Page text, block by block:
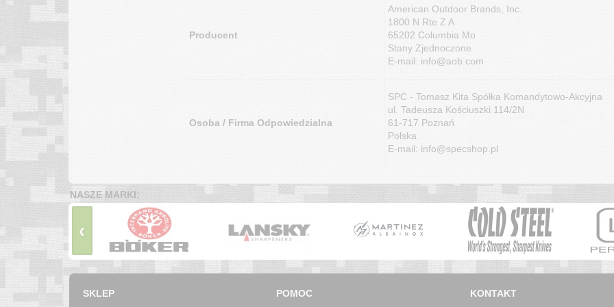
Producent
American Outdoor Brands, Inc.
1800 N Rte Z A
65202 Columbia Mo
Stany Zjednoczone
E-mail: info@aob.com
Osoba / Firma Odpowiedzialna
SPC - Tomasz Kita Spółka Komandytowo-Akcyjna
ul. Tadeusza Kościuszki 114/2N
61-717 Poznań
Polska
E-mail: info@specshop.pl
NASZE MARKI:
‹
SKLEP POMOC KONTAKT